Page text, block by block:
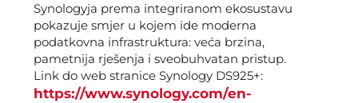
Synologyja prema integriranom ekosustavu
pokazuje smjer u kojem ide moderna
podatkovna infrastruktura: veća brzina,
pametnija rješenja i sveobuhvatan pristup.
Link do web stranice Synology DS925+:
https://www.synology.com/en-